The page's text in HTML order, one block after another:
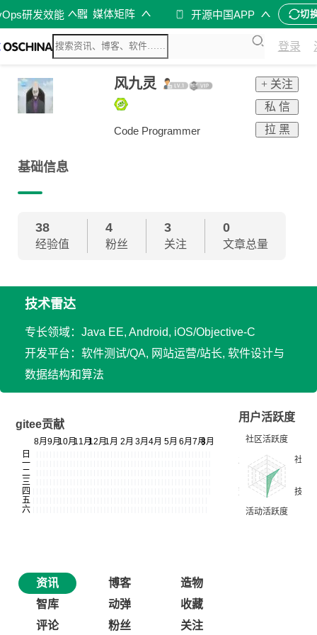
研发效能 媒体矩阵 开源中国APP 切
登录
风九灵
Code Programmer
+ 关注
私 信
拉 黑
基础信息
38
经验值
4
粉丝
3
关注
0
文章总量
技术雷达
专长领域：Java EE, Android, iOS/Objective-C
开发平台：软件测试/QA, 网站运营/站长, 软件设计与
数据结构和算法
gitee贡献
用户活跃度
资讯 博客
造物
智库
动弹
收藏
评论
粉丝 关注